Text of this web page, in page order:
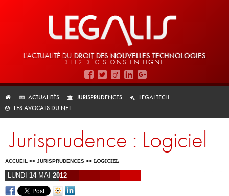
L'ACTUALITÉ DU DROIT DES NOUVELLES TECHNOLOGIES
3112 DÉCISIONS EN LIGNE
ACTUALITÉS JURISPRUDENCES
LEGALTECH
LES AVOCATS DU NET
Jurisprudence : Logiciel
ACCUEIL >> JURISPRUDENCES >> LOGICIEL
LUNDI 14MAI 2012